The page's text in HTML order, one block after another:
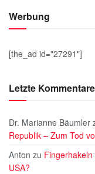
Werbung
[the_ad id="27291"]
Letzte Kommentare
Dr. Marianne Bäumler
Republik – Zum Tod
Anton zu
USA?